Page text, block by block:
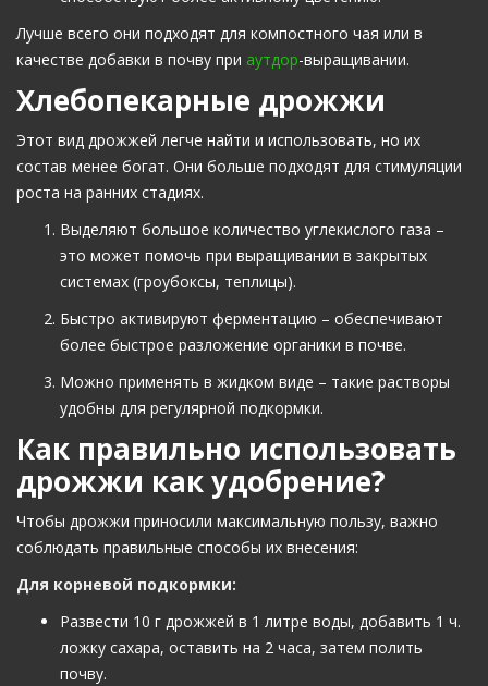
Лучше всего они подходят для компостного чая или в
качестве добавки в почву при аутдор-выращивании.
Хлебопекарные дрожжи
Этот вид дрожжей легче найти и использовать, но их
состав менее богат. Они больше подходят для стимуляции
роста на ранних стадиях.
Выделяют большое количество углекислого газа –
это может помочь при выращивании в закрытых
системах (гроубоксы, теплицы).
Быстро активируют ферментацию – обеспечивают
более быстрое разложение органики в почве.
Можно применять в жидком виде – такие растворы
удобны для регулярной подкормки.
Как правильно использовать
дрожжи как удобрение?
Чтобы дрожжи приносили максимальную пользу, важно
соблюдать правильные способы их внесения:
Для корневой подкормки:
Развести 10 г дрожжей в 1 литре воды, добавить 1 ч.
ложку сахара, оставить на 2 часа, затем полить
почву.